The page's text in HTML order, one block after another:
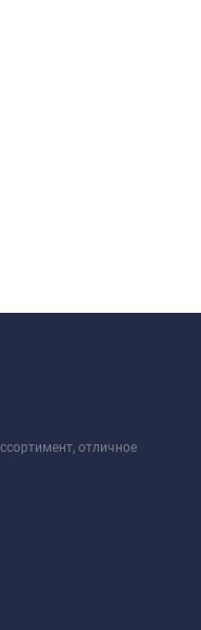
отличное